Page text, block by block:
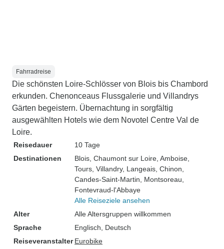
Fahrradreise
Die schönsten Loire-Schlösser von Blois bis Chambord
erkunden. Chenonceaus Flussgalerie und Villandrys
Gärten begeistern. Übernachtung in sorgfältig
ausgewählten Hotels wie dem Novotel Centre Val de
Loire.
Reisedauer
10 Tage
Destinationen
Blois , Chaumont sur Loire , Amboise
Tours , Villandry, Langeais , Chinon
Candes-Saint-Martin , Montsoreau
Fontevraud-l'Abbaye
Alle Reiseziele ansehen
Alter
Alle Altersgruppen willkommen
Sprache
Englisch, Deutsch
Reiseveranstalter Eurobike